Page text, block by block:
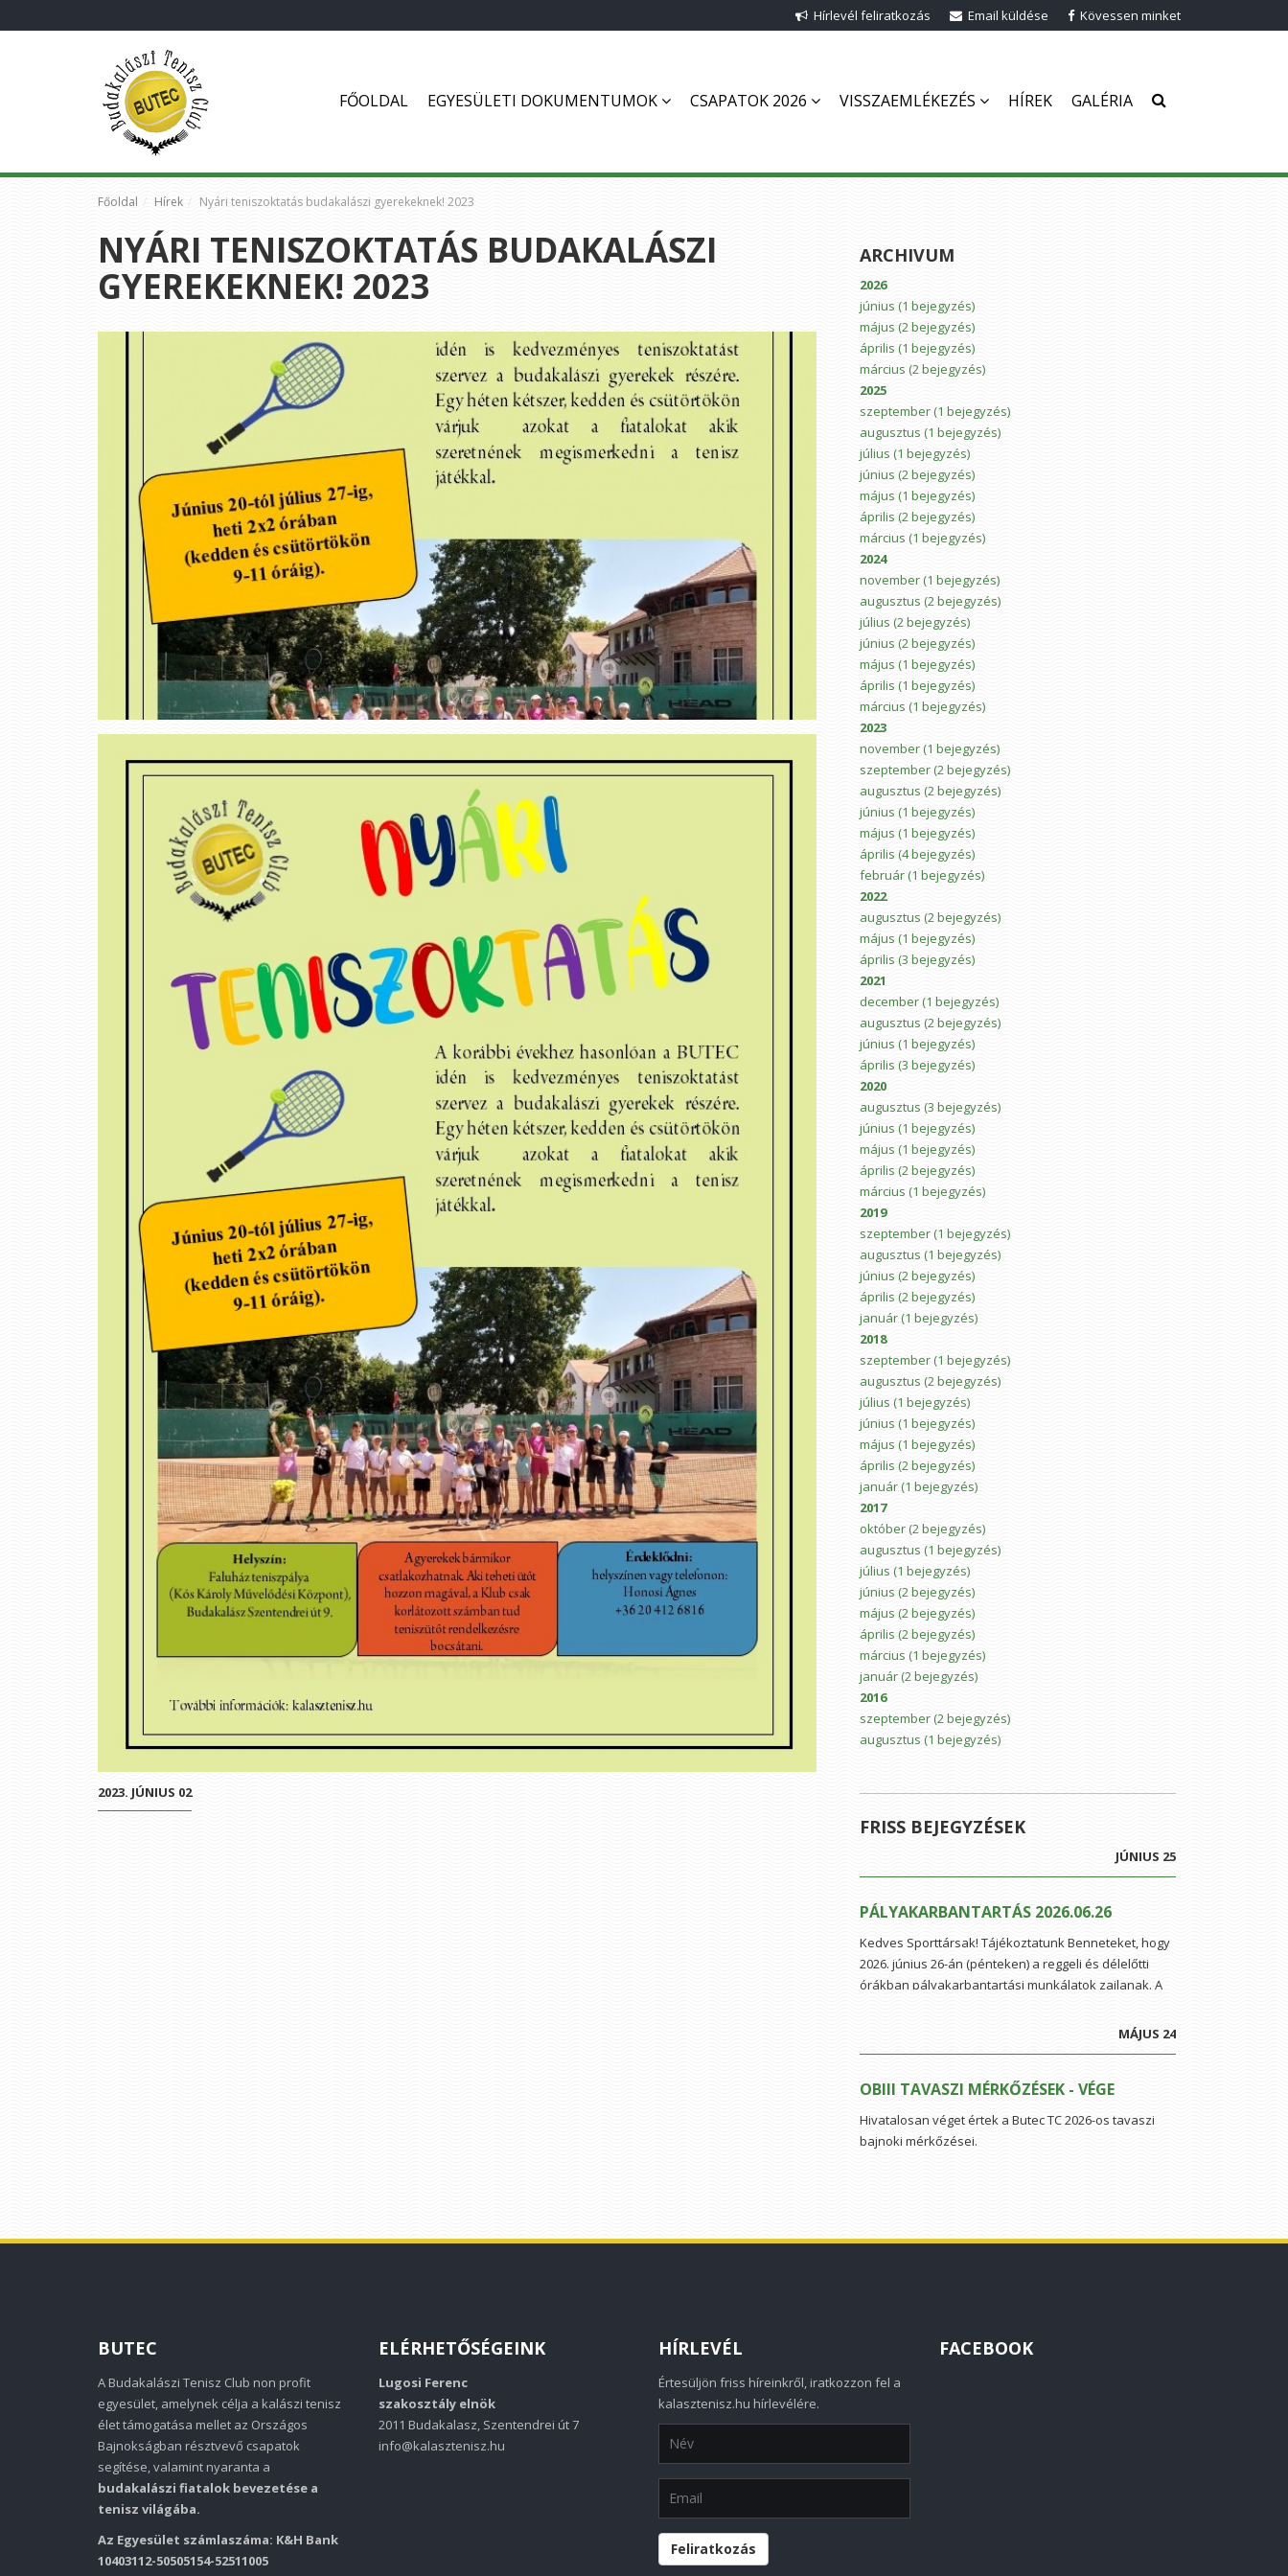
Kövessen minket
Email küldése
Hírlevél feliratkozás
FŐOLDAL EGYESÜLETI DOKUMENTUMOK CSAPATOK 2026 VISSZAEMLÉKEZÉS HÍREK GALÉRIA
Főoldal Hírek Nyári teniszoktatás budakalászi gyerekeknek! 2023
NYÁRI TENISZOKTATÁS BUDAKALÁSZI
GYEREKEKNEK! 2023
2023. JÚNIUS 02
ARCHIVUM
2026
június (1 bejegyzés)
május (2 bejegyzés)
április (1 bejegyzés)
március (2 bejegyzés)
2025
szeptember(1 bejegyzés)
augusztus (1 bejegyzés)
július (1 bejegyzés)
június (2 bejegyzés)
május (1 bejegyzés)
április (2 bejegyzés)
március (1 bejegyzés)
2024
november (1 bejegyzés)
augusztus (2 bejegyzés)
július (2 bejegyzés)
június (2 bejegyzés)
május (1 bejegyzés)
április (1 bejegyzés)
március (1 bejegyzés)
2023
november (1 bejegyzés)
szeptember (2 bejegyzés)
augusztus (2 bejegyzés)
június (1 bejegyzés)
május (1 bejegyzés)
április (4 bejegyzés)
február (1 bejegyzés)
2022
augusztus (2 bejegyzés)
május (1 bejegyzés)
április (3 bejegyzés)
2021
december (1 bejegyzés)
augusztus (2 bejegyzés)
június (1 bejegyzés)
április (3 bejegyzés)
2020
augusztus (3 bejegyzés)
június (1 bejegyzés)
május (1 bejegyzés)
április (2 bejegyzés)
március (1 bejegyzés)
2019
szeptember (1 bejegyzés)
augusztus (1 bejegyzés)
június (2 bejegyzés)
április (2 bejegyzés)
január(1 bejegyzés)
2018
szeptember (1 bejegyzés)
augusztus (2 bejegyzés)
július (1 bejegyzés)
június (1 bejegyzés)
május (1 bejegyzés)
április (2 bejegyzés)
január(1 bejegyzés)
2017
október(2 bejegyzés)
augusztus (1 bejegyzés)
július (1 bejegyzés)
június (2 bejegyzés)
május (2 bejegyzés)
április (2 bejegyzés)
március (1 bejegyzés)
január (2 bejegyzés)
2016
szeptember(2 bejegyzés)
augusztus (1 bejegyzés)
FRISS BEJEGYZÉSEK
JÚNIUS 25
PÁLYAKARBANTARTÁS 2026.06.26
Kedves Sporttársak! Tájékoztatunk Benneteket, hogy
2026. június 26-án (pénteken) a reggeli és délelőtti
órákban pályakarbantartási munkálatok zajlanak. A
utánhúzása, valamint a fűnyírás és a kaszálás.MÁJUS 24
OBIII TAVASZI MÉRKŐZÉSEK - VÉGE
Hivatalosan véget értek a Butec TC 2026-os tavaszi
bajnoki mérkőzései.
BUTEC
A Budakalászi Tenisz Club non profit
egyesület, amelynek célja a kalászi tenisz
élet támogatása mellet az Országos
Bajnokságban résztvevő csapatok
segítése, valamint nyaranta a
budakalászi fiatalok bevezetése a
tenisz világába.
Az Egyesület számlaszáma: K&H Bank
10403112-50505154-52511005
ELÉRHETŐSÉGEINK
Lugosi Ferenc
szakosztály elnök
2011 Budakalasz, Szentendrei út 7
info@kalasztenisz.hu
HÍRLEVÉL
Értesüljön friss híreinkről, iratkozzon fel a
kalasztenisz.hu hírlevélére.
Feliratkozás
FACEBOOK